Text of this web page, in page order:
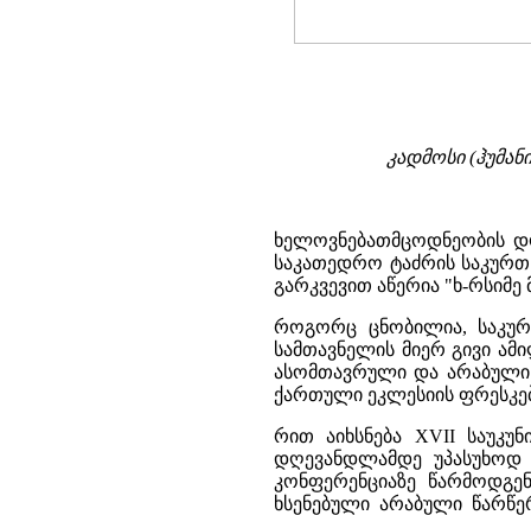
კადმოსი
ხელოვნებათმცოდნეობის
საკათედრო ტაძრის
გარკვევით აწერია "ხ-რსიმე
როგორც ცნობილია,
სამთავნელის მიერ გივი
ასომთავრული და არაბული.
ქართული ეკლესიის
რით აიხსნება XVII
დღევანდლამდე
კონფერენციაზე
ხსენებული არაბული